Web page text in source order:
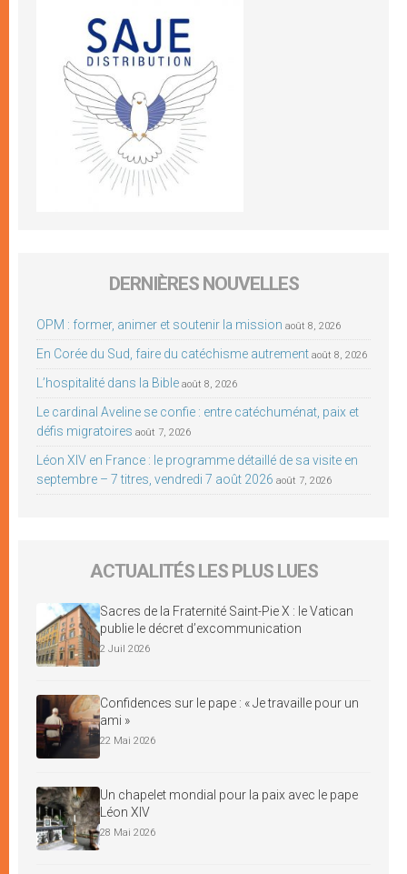
DERNIÈRES NOUVELLES
OPM : former, animer et soutenir la mission août 8, 2026
En Corée du Sud, faire du catéchisme autrement août 8, 2026
L’hospitalité dans la Bible août 8, 2026
Le cardinal Aveline se confie : entre catéchuménat, paix et
défis migratoires août 7, 2026
Léon XIV en France : le programme détaillé de sa visite en
septembre – 7 titres, vendredi 7 août 2026 août 7, 2026
ACTUALITÉS LES PLUS LUES
Sacres de la Fraternité Saint-Pie X : le Vatican
publie le décret d’excommunication
2 Juil 2026
Confidences sur le pape : « Je travaille pour un
ami »
22 Mai 2026
Un chapelet mondial pour la paix avec le pape
Léon XIV
28 Mai 2026